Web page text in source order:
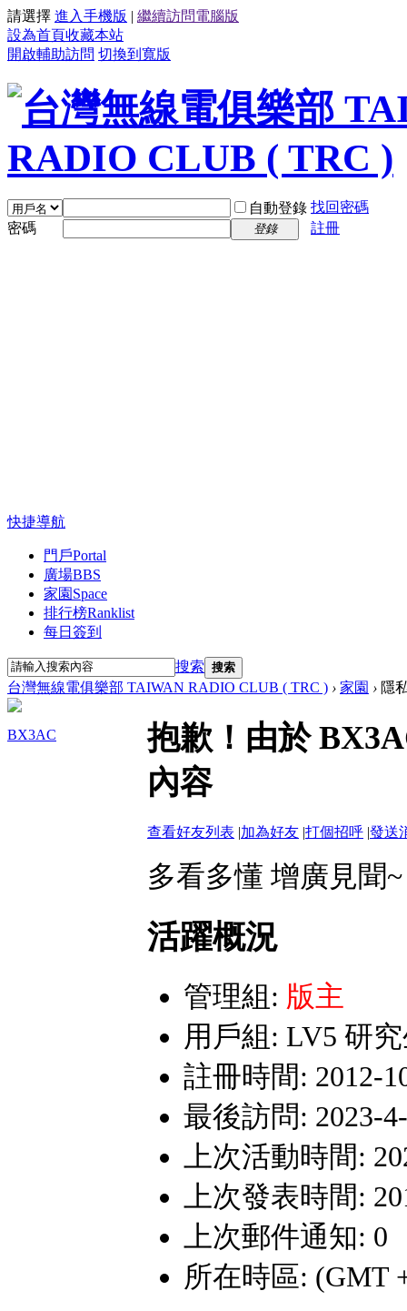
請選擇 進入手機版 | 繼續訪問電腦版
設為首頁收藏本站
開啟輔助訪問 切換到寬版
自動登錄 找回密碼
密碼
登錄 註冊
快捷導航
門戶Portal
廣場BBS
家園 Space
排行榜Ranklist
每日簽到
搜索 搜索
台灣無線電俱樂部 TAIWAN RADIO CLUB ( TRC ) › 家園 › 隱
BX3AC
抱歉！由於
內容
查看好友列表 |加為好友 |打個招呼 |發送
多看多懂 增廣見聞~
活躍概況
管理組: 版主
用戶組: LV5 研
註冊時間: 2012-
最後訪問: 2023-
上次活動時間:
上次發表時間:
上次郵件通知: 0
所在時區: (GMT